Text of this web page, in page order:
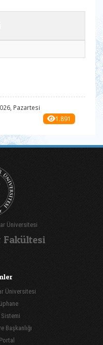
Pazartesi
1.891
Üniversitesi
Fakültesi
Üniversitesi
Başkanlığı